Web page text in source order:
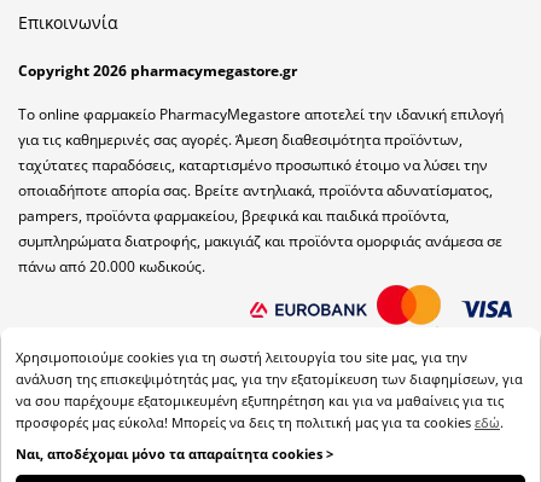
Επικοινωνία
Copyright 2026 pharmacymegastore.gr
Το online φαρμακείο PharmacyMegastore αποτελεί την ιδανική επιλογή
για τις καθημερινές σας αγορές. Άμεση διαθεσιμότητα προϊόντων,
ταχύτατες παραδόσεις, καταρτισμένο προσωπικό έτοιμο να λύσει την
οποιαδήποτε απορία σας. Βρείτε αντηλιακά, προϊόντα αδυνατίσματος,
pampers, προϊόντα φαρμακείου, βρεφικά και παιδικά προϊόντα,
συμπληρώματα διατροφής, μακιγιάζ και προϊόντα ομορφιάς ανάμεσα σε
πάνω από 20.000 κωδικούς.
Χρησιμοποιούμε cookies για τη σωστή λειτουργία του site μας, για την
ανάλυση της επισκεψιμότητάς μας, για την εξατομίκευση των διαφημίσεων, για
να σου παρέχουμε εξατομικευμένη εξυπηρέτηση και για να μαθαίνεις για τις
προσφορές μας εύκολα! Μπορείς να δεις τη πολιτική μας για τα cookies εδώ.
Ναι, αποδέχομαι μόνο τα απαραίτητα cookies >